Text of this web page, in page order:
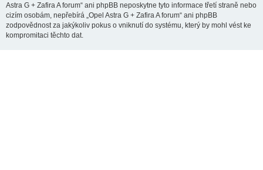
Astra G + Zafira A forum“ ani phpBB neposkytne tyto informace třetí straně nebo
cizím osobám, nepřebírá „Opel Astra G + Zafira A forum“ ani phpBB
zodpovědnost za jakýkoliv pokus o vniknutí do systému, který by mohl vést ke
kompromitaci těchto dat.